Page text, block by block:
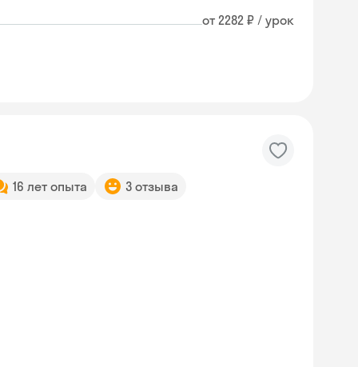
от 2282 ₽ / урок
16 лет опыта 3 отзыва